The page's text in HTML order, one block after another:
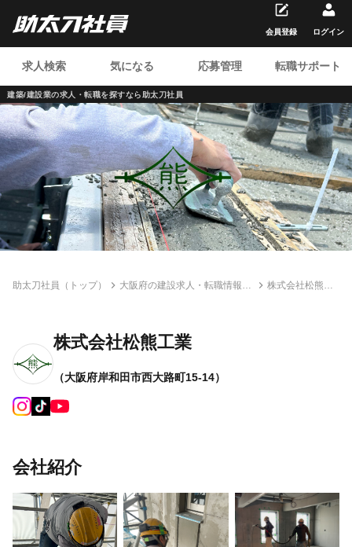
建築/建設業の求人・転職を探すなら助太刀社員
求人検索 気になる 応募管理 転職サポート
会員登録 ログイン
助太刀社員（トップ）
大阪府の建設求人・転職情報一
株式会社松熊工
株式会社松熊工業
（大阪府岸和田市西大路町15-14）
会社紹介